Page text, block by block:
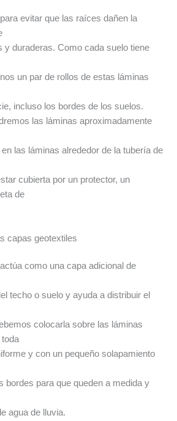
evitar que las raíces dañen la
y duraderas. Como cada suelo tiene
un par de rollos de estas láminas
incluso los bordes de los suelos.
las láminas aproximadamente
las láminas alrededor de la tubería de
cubierta por un protector, un
de
capas geotextiles
como una capa adicional de
techo o suelo y ayuda a distribuir el
colocarla sobre las láminas
y con un pequeño solapamiento
bordes para que queden a medida y
agua de lluvia.